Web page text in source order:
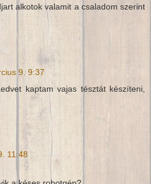
alkotok valamit a csaladom szerint
9. 9:37
kaptam vajas tésztát készíteni,
11:48